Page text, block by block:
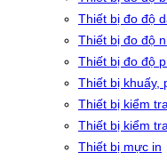
Thiết bị đo độ
Thiết bị đo độ
Thiết bị đo độ
Thiết bị khuấy,
Thiết bị kiểm
Thiết bị kiểm
Thiết bị mực in